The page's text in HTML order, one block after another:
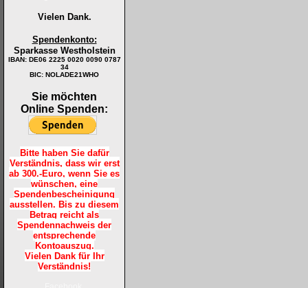
Vielen Dank.
Spendenkonto:
Sparkasse Westholstein
IBAN: DE06 2225 0020 0090 0787
34
BIC: NOLADE21WHO
Sie möchten
Online Spenden:
Bitte haben Sie dafür
Verständnis, dass wir erst
ab 300.-Euro, wenn Sie es
wünschen, eine
Spendenbescheinigung
ausstellen. Bis zu diesem
Betrag reicht als
Spendennachweis der
entsprechende
Kontoauszug.
Vielen Dank für Ihr
Verständnis!